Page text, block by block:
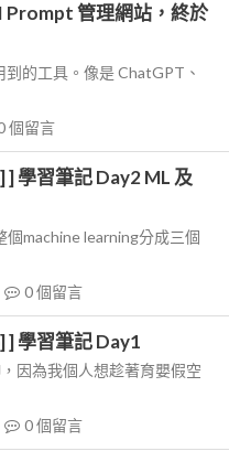
Prompt 管理網站，終於
的工具。像是 ChatGPT、
個留言
學習筆記 Day2 ML 及
machine learning分成三個
0個留言
學習筆記 Day1
因為我個人想趁著育嬰假空
0個留言